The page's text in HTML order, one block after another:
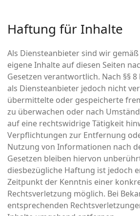
Haftung für Inhalte
Als Diensteanbieter sind wir gemäß
eigene Inhalte auf diesen Seiten
Gesetzen verantwortlich. Nach §§
als Diensteanbieter jedoch nicht
übermittelte oder gespeicherte
zu überwachen oder nach
auf eine rechtswidrige Tätigkeit
Verpflichtungen zur Entfernung
Nutzung von Informationen nach
Gesetzen bleiben hiervon
diesbezügliche Haftung ist jedoch
Zeitpunkt der Kenntnis einer
Rechtsverletzung möglich. Bei
entsprechenden